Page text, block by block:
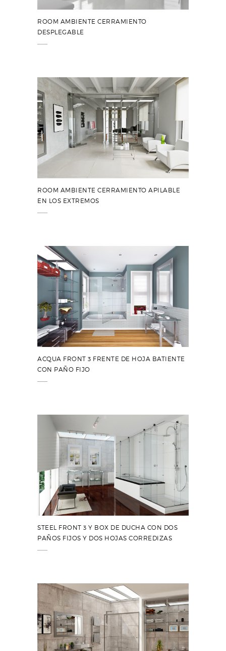
ROOM AMBIENTE CERRAMIENTO
DESPLEGABLE
ROOM AMBIENTE CERRAMIENTO APILABLE
EN LOS EXTREMOS
ACQUA FRONT 3 FRENTE DE HOJA BATIENTE
CON PAÑO FIJO
STEEL FRONT 3 Y BOX DE DUCHA CON DOS
PAÑOS FIJOS Y DOS HOJAS CORREDIZAS